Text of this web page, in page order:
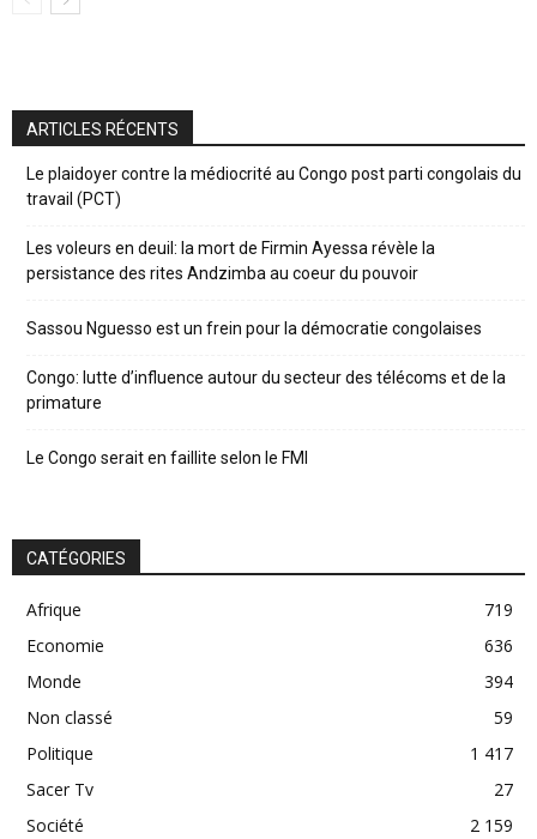
ARTICLES RÉCENTS
Le plaidoyer contre la médiocrité au Congo post parti congolais du
travail (PCT)
Les voleurs en deuil: la mort de Firmin Ayessa révèle la
persistance des rites Andzimba au coeur du pouvoir
Sassou Nguesso est un frein pour la démocratie congolaises
Congo: lutte d’influence autour du secteur des télécoms et de la
primature
Le Congo serait en faillite selon le FMI
CATÉGORIES
Afrique
719
Economie
636
Monde
394
Non classé
59
Politique
1 417
Sacer Tv
27
Société
2 159